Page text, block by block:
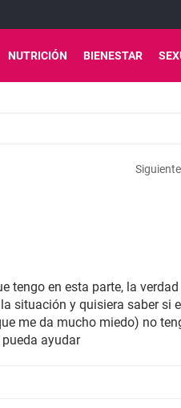
NUTRICIÓN BIENESTAR
tengo en esta parte, la
situación y quisiera saber si
me da mucho miedo) no
ayudar